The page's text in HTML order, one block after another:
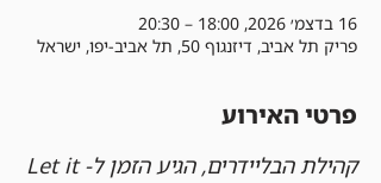
16 בדצמ׳ 2026, 18:00 – 20:30
פריק תל אביב, דיזנגוף 50, תל אביב-יפו, ישראל
פרטי האירוע
קהילת הבליידרים, הגיע הזמן ל-Let it